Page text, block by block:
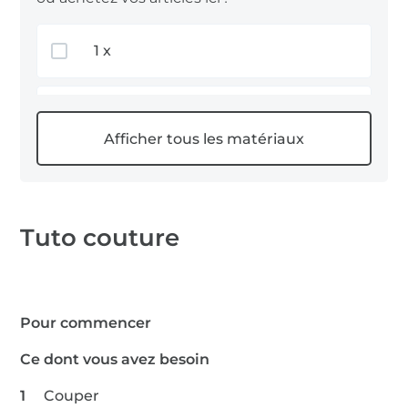
1 x
0,2 m Chutes de tissu
Tuto couture
Pour commencer
Ce dont vous avez besoin
Couper